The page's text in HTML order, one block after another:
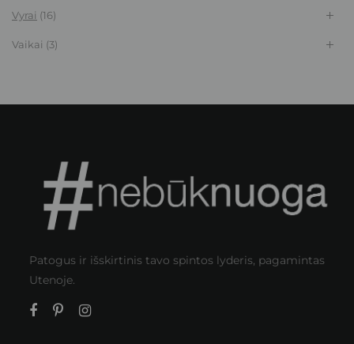
Vyrai (16)
Vaikai (3)
Patogus ir išskirtinis tavo spintos lyderis, pagamintas
Utenoje.